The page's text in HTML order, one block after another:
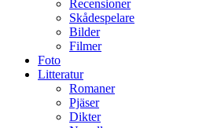
Recensioner
Skådespelare
Bilder
Filmer
Foto
Litteratur
Romaner
Pjäser
Dikter